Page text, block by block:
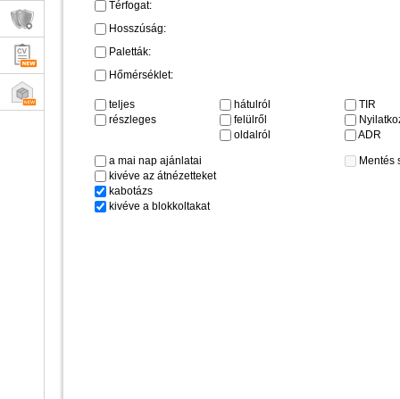
Térfogat:
Hosszúság:
Paletták:
Hőmérséklet:
teljes
részleges
hátulról
felülről
oldalról
TIR
ADR
a mai nap ajánlatai
kivéve az átnézetteket
kabotázs
kivéve a blokkoltakat
Mentés